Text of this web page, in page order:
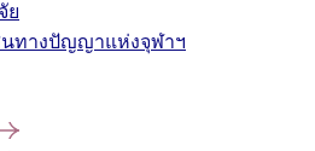
ย
ทางปัญญาแห่งจุฬาฯ